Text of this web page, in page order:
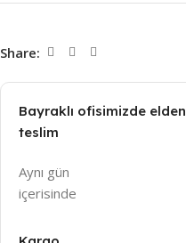
Share:
Bayraklı ofisimizde elden
teslim
Aynı gün
içerisinde